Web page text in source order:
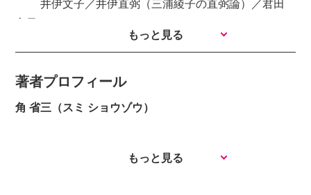
井伊文子／井伊直弼（三浦綾子の直弼論）／君田
遠城謙道／遠城繁子／木俣修／吉田繁次郎
頼山陽／頼梨影／村山たか／細江敏／山本捨三
もっと見る
著者プロフィール
角 省三（スミ ショウゾウ）
もっと見る